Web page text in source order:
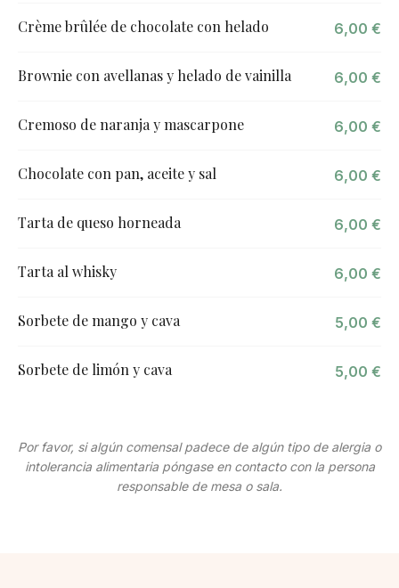
Crème brûlée de chocolate con helado 6,00 €
Brownie con avellanas y helado de vainilla 6,00 €
Cremoso de naranja y mascarpone 6,00 €
Chocolate con pan, aceite y sal 6,00 €
Tarta de queso horneada 6,00 €
Tarta al whisky 6,00 €
Sorbete de mango y cava 5,00 €
Sorbete de limón y cava 5,00 €
Por favor, si algún comensal padece de algún tipo de alergia o
intolerancia alimentaria póngase en contacto con la persona
responsable de mesa o sala.